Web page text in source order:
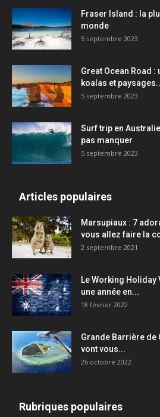
Fraser Island : la
monde
5 septembre 2023
Great Ocean Road
koalas et
5 septembre 2023
Surf trip en
pas manquer
5 septembre 2023
Articles populaires
Marsupiaux : 7
vous allez faire la
2 septembre 2021
Le Working
une année en...
18 février 2022
Grande Barrière de
vont vous...
26 octobre 2022
Rubriques populaires